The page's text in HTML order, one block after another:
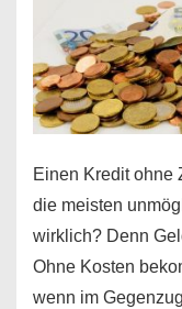
erfahren
Sie
es
Einen Kredit ohne
die meisten
wirklich? Denn
Ohne Kosten
wenn im